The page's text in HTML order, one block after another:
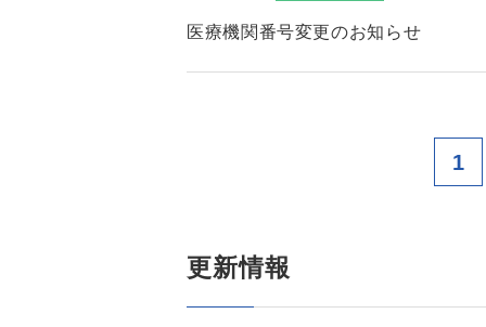
医療機関番号変更のお知らせ
1
更新情報